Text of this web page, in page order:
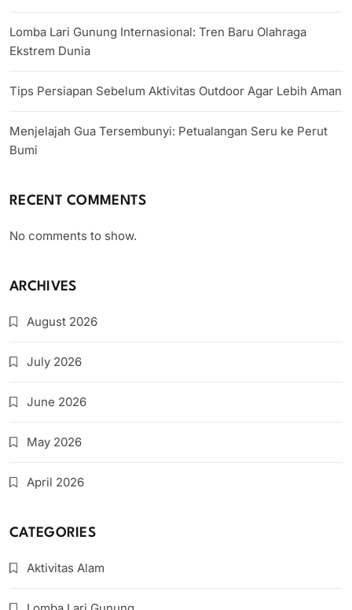
Lomba Lari Gunung Internasional: Tren Baru Olahraga
Ekstrem Dunia
Tips Persiapan Sebelum Aktivitas Outdoor Agar Lebih Aman
Menjelajah Gua Tersembunyi: Petualangan Seru ke Perut
Bumi
RECENT COMMENTS
No comments to show.
ARCHIVES
August 2026
July 2026
June 2026
May 2026
April 2026
CATEGORIES
Aktivitas Alam